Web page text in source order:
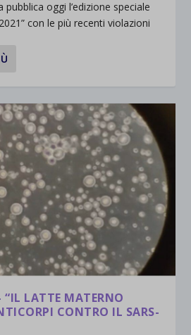
oggi l’edizione speciale
con le più recenti violazioni
“IL LATTE MATERNO
CONTRO IL SARS-